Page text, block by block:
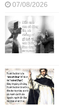
07/08/2026